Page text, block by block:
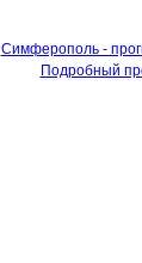
Симферополь -
Подробный